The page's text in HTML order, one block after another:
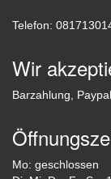
Telefon:
Wir
Barzahlung, Paypal
Mo: geschlossen